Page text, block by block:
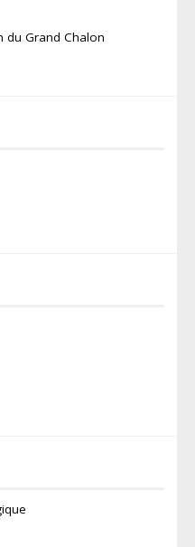
du Grand Chalon